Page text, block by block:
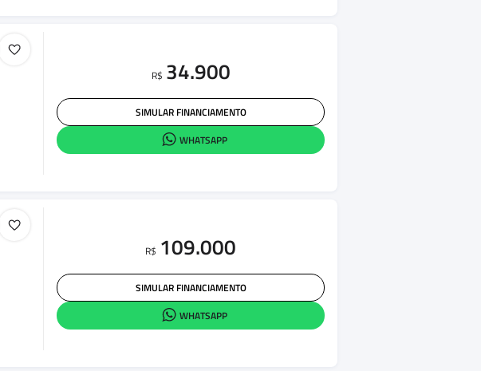
R$ 34.900
SIMULAR FINANCIAMENTO
WHATSAPP
R$ 109.000
SIMULAR FINANCIAMENTO
WHATSAPP